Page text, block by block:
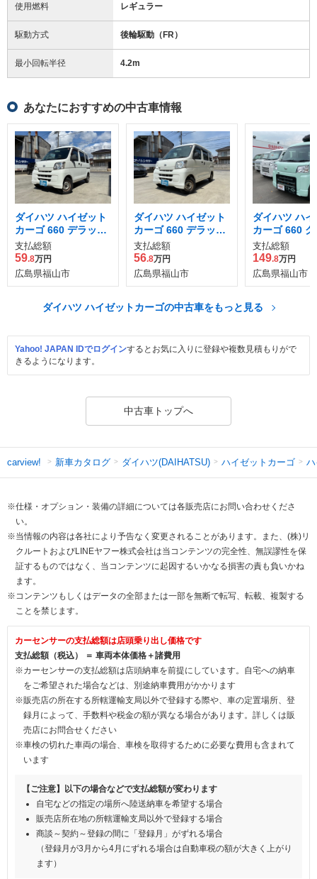
使用燃料 レギュラー
駆動方式 後輪駆動（FR）
最小回転半径 4.2m
あなたにおすすめの中古車情報
ダイハツ ハイゼット
カーゴ 660 デラック
ス ハイルーフ
支払総額
59.8万円
広島県福山市
ダイハツ ハイゼット
カーゴ 660 デラック
ス ハイルーフ
支払総額
56.8万円
広島県福山市
ダイハツ ハ
カーゴ 660
支払総額
149.8万円
広島県福山市
ダイハツ ハイゼットカーゴの中古車をもっと見る
Yahoo! JAPAN IDでログインするとお気に入りに登録や複数見積もりがで
きるようになります。
中古車トップへ
carview! 新車カタログ ダイハツ(DAIHATSU) ハイゼットカーゴ
※仕様・オプション・装備の詳細については各販売店にお問い合わせくださ
い。
※当情報の内容は各社により予告なく変更されることがあります。また、(株)リ
クルートおよびLINEヤフー株式会社は当コンテンツの完全性、無誤謬性を保
証するものではなく、当コンテンツに起因するいかなる損害の責も負いかね
ます。
※コンテンツもしくはデータの全部または一部を無断で転写、転載、複製する
ことを禁じます。
カーセンサーの支払総額は店頭乗り出し価格です
支払総額（税込） ＝ 車両本体価格＋諸費用
※カーセンサーの支払総額は店頭納車を前提にしています。自宅への納車
をご希望された場合などは、別途納車費用がかかります
※販売店の所在する所轄運輸支局以外で登録する際や、車の定置場所、登
録月によって、手数料や税金の額が異なる場合があります。詳しくは販
売店にお問合せください
※車検の切れた車両の場合、車検を取得するために必要な費用も含まれて
います
【ご注意】以下の場合などで支払総額が変わります
自宅などの指定の場所へ陸送納車を希望する場合
販売店所在地の所轄運輸支局以外で登録する場合
商談～契約～登録の間に「登録月」がずれる場合
（登録月が3月から4月にずれる場合は自動車税の額が大きく上がり
ます）